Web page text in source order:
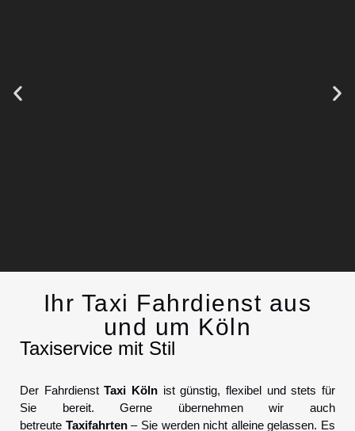
Chauffeurservice
Kontakt
Ihr Taxi Fahrdienst aus
und um Köln
Taxiservice mit Stil
Der FahrdienstTaxi Köln ist günstig, flexibel und stets für
Sie bereit. Gerne übernehmen wir auch
betreute Taxifahrten– Sie werden nicht alleine gelassen. Es